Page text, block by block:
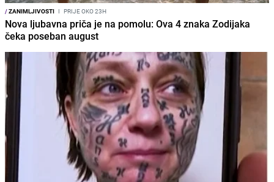
/ZANIMLJIVOSTI I PRIJE OKO 23H
Nova ljubavna priča je na pomolu: Ova 4 znaka Zodijaka
čeka poseban august